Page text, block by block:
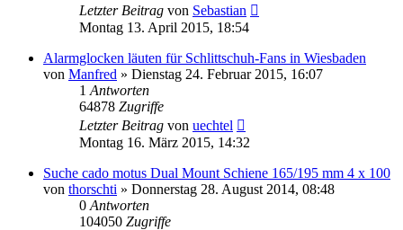
Letzter Beitrag von Sebastian
Montag 13. April 2015, 18:54
Alarmglocken läuten für Schlittschuh-Fans in Wiesbaden
von Manfred » Dienstag 24. Februar 2015, 16:07
1 Antworten
64878 Zugriffe
Letzter Beitrag von uechtel
Montag 16. März 2015, 14:32
Suche cado motus Dual Mount Schiene 165/195 mm 4 x 100
von thorschti » Donnerstag 28. August 2014, 08:48
0 Antworten
104050 Zugriffe